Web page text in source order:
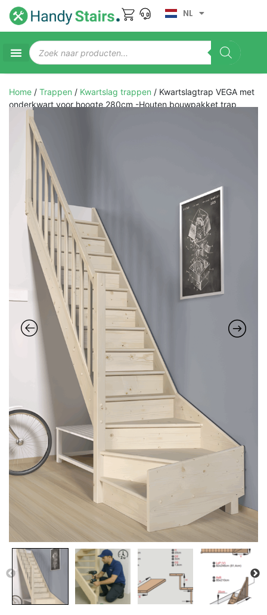
NL
Home / Trappen / Kwartslag trappen / Kwartslagtrap VEGA met
onderkwart voor hoogte 280cm -Houten bouwpakket trap